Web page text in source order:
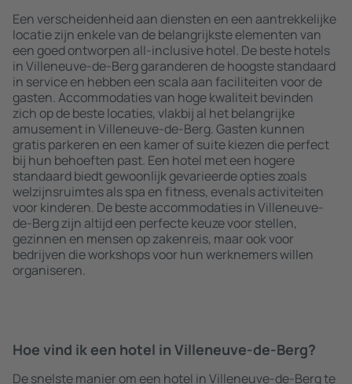
Een verscheidenheid aan diensten en een aantrekkelijke
locatie zijn enkele van de belangrijkste elementen van
een goed ontworpen all-inclusive hotel. De beste hotels
in Villeneuve-de-Berg garanderen de hoogste standaard
in service en hebben een scala aan faciliteiten voor de
gasten. Accommodaties van hoge kwaliteit bevinden
zich op de beste locaties, vlakbij al het belangrijke
amusement in Villeneuve-de-Berg. Gasten kunnen
gratis parkeren en een kamer of suite kiezen die perfect
bij hun behoeften past. Een hotel met een hogere
standaard biedt gewoonlijk gevarieerde opties zoals
welzijnsruimtes als spa en fitness, evenals activiteiten
voor kinderen. De beste accommodaties in Villeneuve-
de-Berg zijn altijd een perfecte keuze voor stellen,
gezinnen en mensen op zakenreis, maar ook voor
bedrijven die workshops voor hun werknemers willen
organiseren.
Hoe vind ik een hotel in Villeneuve-de-Berg?
De snelste manier om een hotel in Villeneuve-de-Berg te